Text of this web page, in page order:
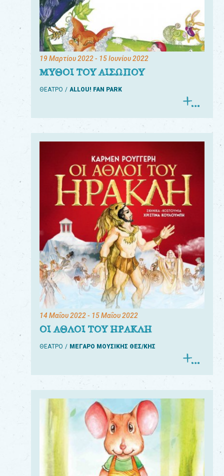
19 Μαρτίου 2022- 15 Ιουνίου 2022
ΜΥΘΟΙ ΤΟΥ ΑΙΣΩΠΟΥ
ΘΕΑΤΡΟ ALLOU! FAN PARK
14 Μαΐου 2022- 15 Μαΐου 2022
ΟΙ ΑΘΛΟΙ ΤΟΥ ΗΡΑΚΛΗ
ΘΕΑΤΡΟ ΜΕΓΑΡΟ ΜΟΥΣΙΚΗΣ ΘΕΣ/ΚΗΣ